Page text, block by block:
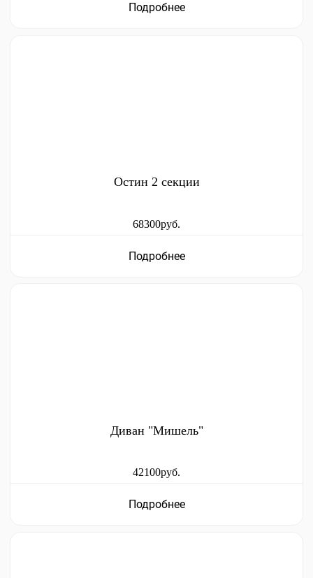
Подробнее
Остин 2 секции
68300руб.
Подробнее
Диван "Мишель"
42100руб.
Подробнее